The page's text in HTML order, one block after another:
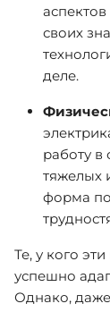
своих
деле.
работу в
тяжелых
форма
Те, у кого
успешно
Однако,